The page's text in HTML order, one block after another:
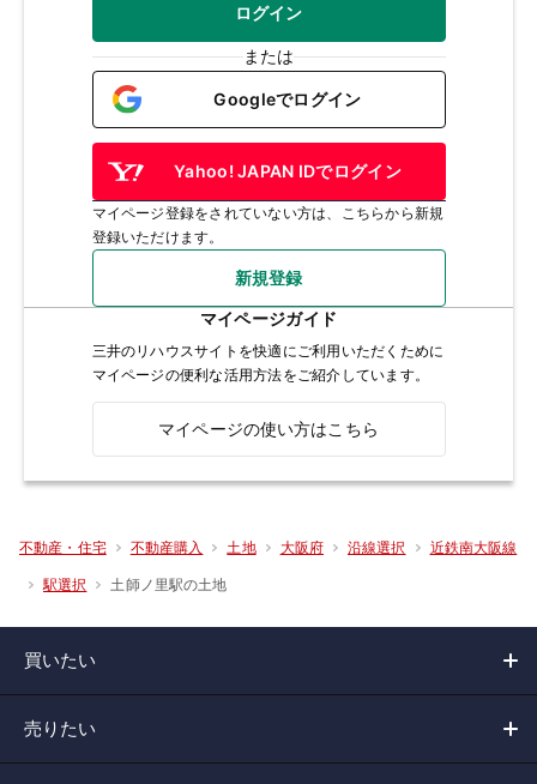
ログイン
または
Googleでログイン
Yahoo! JAPAN IDでログイン
マイページ登録をされていない方は、こちらから新規
登録いただけます。
新規登録
マイページガイド
三井のリハウスサイトを快適にご利用いただくために
マイページの便利な活用方法をご紹介しています。
マイページの使い方はこちら
不動産・住宅 不動産購入 土地 大阪府 沿線選択 近鉄南大阪線
駅選択 土師ノ里駅の土地
買いたい
売りたい